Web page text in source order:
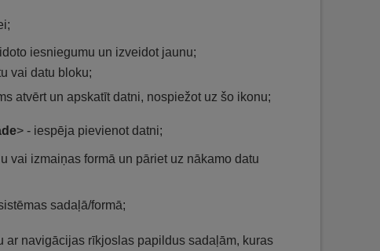
iesniegumu un izveidot jaunu;
vai datu bloku;
atvērt un apskatīt datni, nospiežot uz šo ikonu;
> - iespēja pievienot datni;
vai izmaiņas formā un pāriet uz nākamo datu
sadaļā/formā;
ar navigācijas rīkjoslas papildus sadaļām, kuras